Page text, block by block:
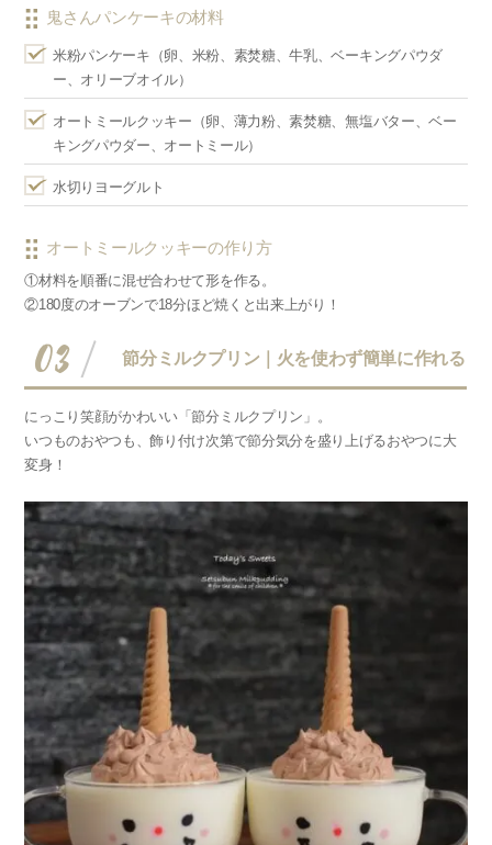
鬼さんパンケーキの材料
米粉パンケーキ（卵、米粉、素焚糖、牛乳、ベーキングパウダ
ー、オリーブオイル）
オートミールクッキー（卵、薄力粉、素焚糖、無塩バター、ベー
キングパウダー、オートミール）
水切りヨーグルト
オートミールクッキーの作り方
①材料を順番に混ぜ合わせて形を作る。
②180度のオーブンで18分ほど焼くと出来上がり！
03 節分ミルクプリン｜火を使わず簡単に作れる
にっこり笑顔がかわいい「節分ミルクプリン」。
いつものおやつも、飾り付け次第で節分気分を盛り上げるおやつに大
変身！